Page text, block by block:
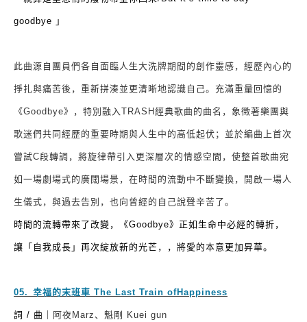
goodbye 」
此曲源自團員們各自面臨人生大洗牌期間的創作靈感，經歷內心的
掙扎與痛苦後，重新拼湊並更清晰地認識自己。充滿重量回憶的
《Goodbye》，特別融入TRASH 經典歌曲的曲名，象徵著樂團與
歌迷們共同經歷的重要時期與人生中的高低起伏；並於編曲上首次
嘗試C段轉調，將旋律帶引入更深層次的情感空間，使整首歌曲宛
如一場劇場式的廣闊場景，在時間的流動中不斷變換，開啟一場人
生儀式，與過去告別，也向曾經的自己說聲辛苦了。
時間的流轉帶來了改變，《Goodbye》正如生命中必經的轉折，
讓「自我成長」再次綻放新的光芒，，將愛的本意更加昇華。
05. 幸福的末班車 The Last Train ofHappiness
詞 / 曲｜ 阿夜 Marz 、魁剛 Kuei gun